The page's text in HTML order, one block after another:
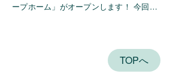
ープホーム」がオープンします！ 今回…
TOPへ